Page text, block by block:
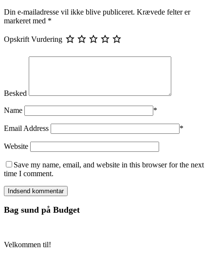
Din e-mailadresse vil ikke blive publiceret. Krævede felter er
markeret med *
Opskrift Vurdering
Besked
Name *
Email Address *
Website
Save my name, email, and website in this browser for the next
time I comment.
Bag sund på Budget
Velkommen til!